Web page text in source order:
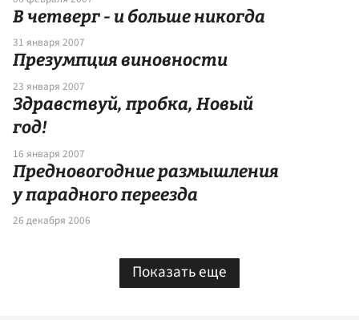
В четверг - и больше никогда
31 января 2007
Презумпция виновности
23 января 2007
Здравствуй, пробка, Новый
год!
16 января 2007
Предновогодние размышления
у парадного переезда
26 декабря 2006
Показать еще